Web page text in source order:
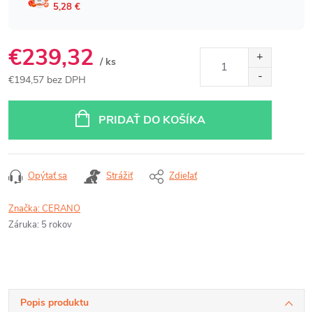
€239,32 / ks
€194,57 bez DPH
PRIDAŤ DO KOŠÍKA
Opýtať sa Strážiť Zdieľať
Značka:CERANO
Záruka: 5 rokov
Popis produktu